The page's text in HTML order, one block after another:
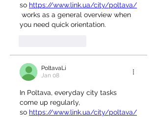
so https://www.link.ua/city/poltava/
works as a general overview when
you need quick orientation.
PoltavaLi
Jan 08
In Poltava, everyday city tasks
come up regularly,
so https://www.link.ua/city/poltava/